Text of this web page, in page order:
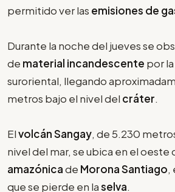
permitido ver las emisiones de
Durante la noche del jueves se
de material incandescente por
suroriental, llegando
metros bajo el nivel del cráter.
Elvolcán Sangay, de 5.230
nivel del mar, se ubica en el oeste
amazónicade Morona Santiago,
que se pierde en laselva.